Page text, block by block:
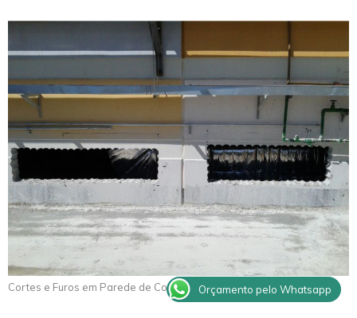
Cortes e Furos em Parede de Concreto ItaberáOrçamento pelo Whatsapp